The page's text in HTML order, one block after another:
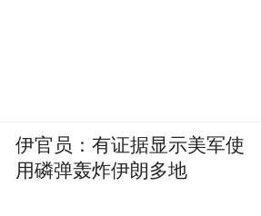
伊官员：有证据显示美军使
用磷弹轰炸伊朗多地